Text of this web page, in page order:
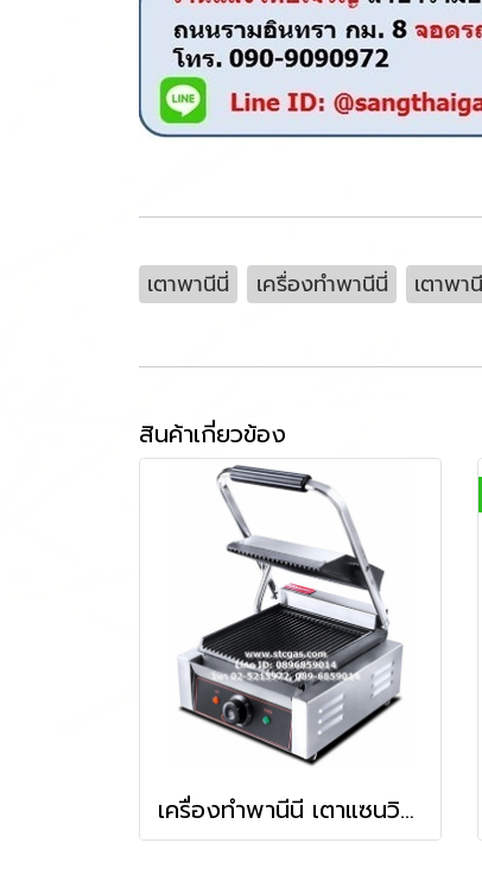
เตาพานีนี่ เครื่องทำพานีนี่ เตาพ
สินค้าเกี่ยวข้อง
เครื่องทำพานีนี เตาแซนวิชแผ่นหยัก ใช้ไฟฟ้า